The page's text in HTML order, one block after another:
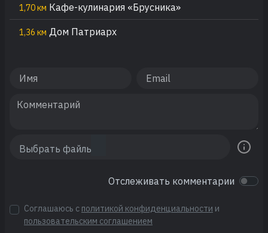
1,70 км Кафе-кулинария «Брусника»
1,36 км Дом Патриарх
Отслеживать комментарии
Соглашаюсь с политикой конфиденциальности и
пользовательским соглашением